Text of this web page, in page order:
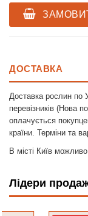
ДОСТАВКА
Доставка рослин по
перевізників (Нова
оплачується
країни. Терміни та
В місті Київ
Лідери